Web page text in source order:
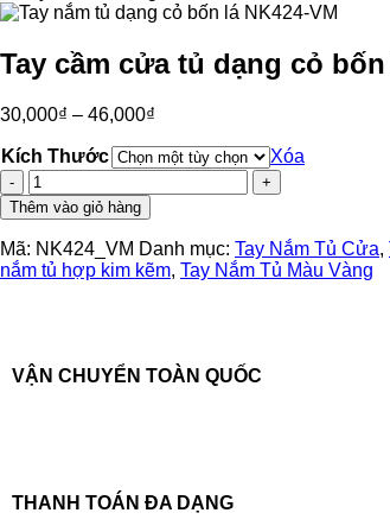
Tay cầm cửa tủ dạng cỏ bốn
30,000₫ – 46,000₫
Kích Thước
Xóa
Tay
cầm
cửa
tủ
dạng
cỏ
VM
số
Thêm vào giỏ hàng
Mã: NK424_VM Danh mục: Tay Nắm Tủ Cửa,
nắm tủ hợp kim kẽm, Tay Nắm Tủ Màu Vàng
VẬN CHUYỂN TOÀN QUỐC
THANH TOÁN ĐA DẠNG